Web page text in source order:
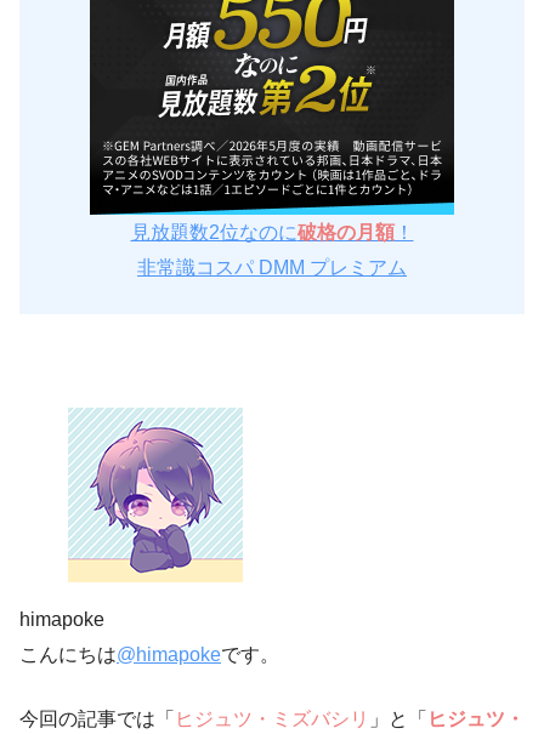
見放題数2位なのに破格の月額！
非常識コスパ DMM プレミアム
himapoke
こんにちは@himapokeです。
今回の記事では「 ヒジュツ・ミズバシリ 」と「 ヒジュツ・